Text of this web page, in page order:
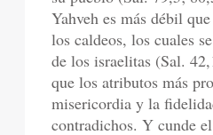
Yahveh es más débil
los caldeos, los cuales
de los israelitas (Sal.
que los atributos más
misericordia y la
contradichos. Y cunde